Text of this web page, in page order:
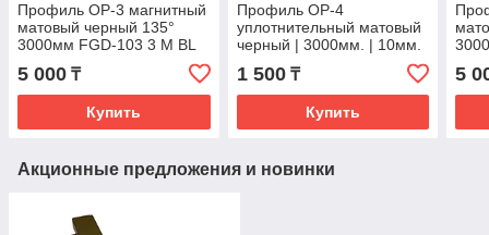
Профиль OP-3 магнитный
матовый черный 135°
3000мм FGD-103 3 M BL
5 000 ₸
Купить
Профиль OP-4
уплотнительный матовый
черный | 3000мм. | 10мм.
| FGD-91.1 M/BL
1 500₸
Купить
5
Акционные предложения и новинки